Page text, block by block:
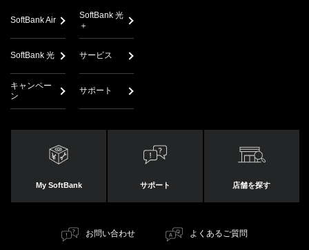
SoftBank Air
SoftBank 光
＋
SoftBank 光 サービス
キャンペー
ン
サポート
My SoftBank サポート 店舗を探す
お問い合わせ よくあるご質問